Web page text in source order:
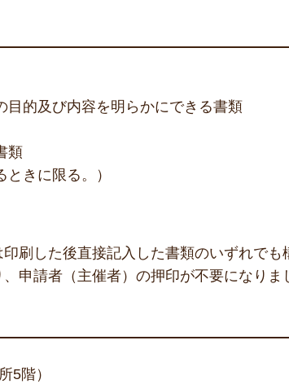
的及び内容を明らかにできる書類
類
きに限る。）
刷した後直接記入した書類のいずれでも
申請者（主催者）の押印が不要になりま
5階）